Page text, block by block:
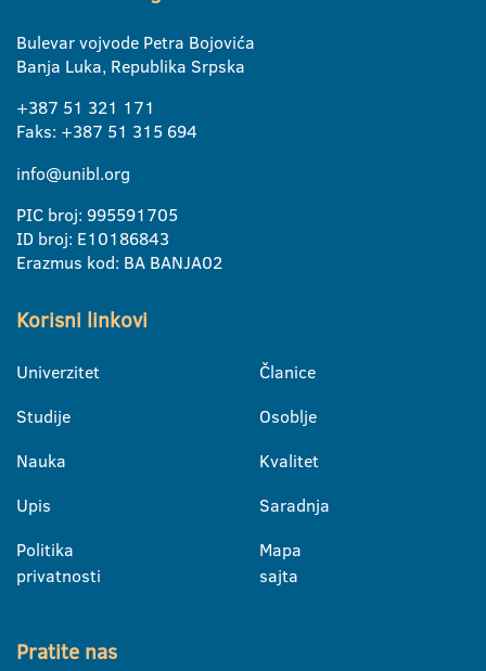
Bulevar vojvode Petra Bojovića
Banja Luka, Republika Srpska
+387 51 321 171
Faks: +387 51 315 694
info@unibl.org
PIC broj: 995591705
ID broj: E10186843
Erazmus kod: BA BANJA02
Korisni linkovi
Univerzitet
Studije
Nauka
Upis
Politika
privatnosti
Članice
Osoblje
Kvalitet
Saradnja
Mapa
sajta
Pratite nas